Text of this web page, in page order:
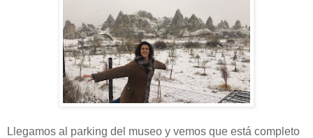
Llegamos al parking del museo y vemos que está completo